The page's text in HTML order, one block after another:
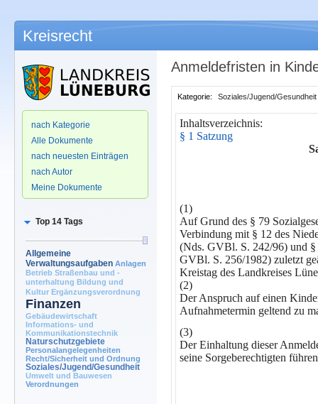
Kreisrecht
nach Kategorie
Alle Dokumente
nach neuesten Einträgen
nach Autor
Meine Dokumente
Top 14 Tags
Allgemeine
Verwaltungsaufgaben Anlagen
Betrieb Straßenbau und -
unterhaltung Bildung und
Kultur Ergänzungsverordnung
Finanzen
Gebäudewirtschaft
Informations- und
Kommunikationstechnik
Naturschutzgebiete
Personalangelegenheiten
Recht/Sicherheit und Ordnung
Soziales/Jugend/Gesundheit
Umwelt und Bauwesen
Verordnungen
Anmeldefristen in
Kategorie: Soziales/Jugend/Gesundheit
Inhaltsverzeichnis:
§ 1 Satzung
(1)
Auf Grund des § 79
Verbindung mit § 12 des
(Nds. GVBl. S. 242/96) und §
GVBl. S. 256/1982) zuletzt
Kreistag des Landkreises
(2)
Der Anspruch auf einen
Aufnahmetermin geltend zu
(3)
Der Einhaltung dieser
seine Sorgeberechtigten